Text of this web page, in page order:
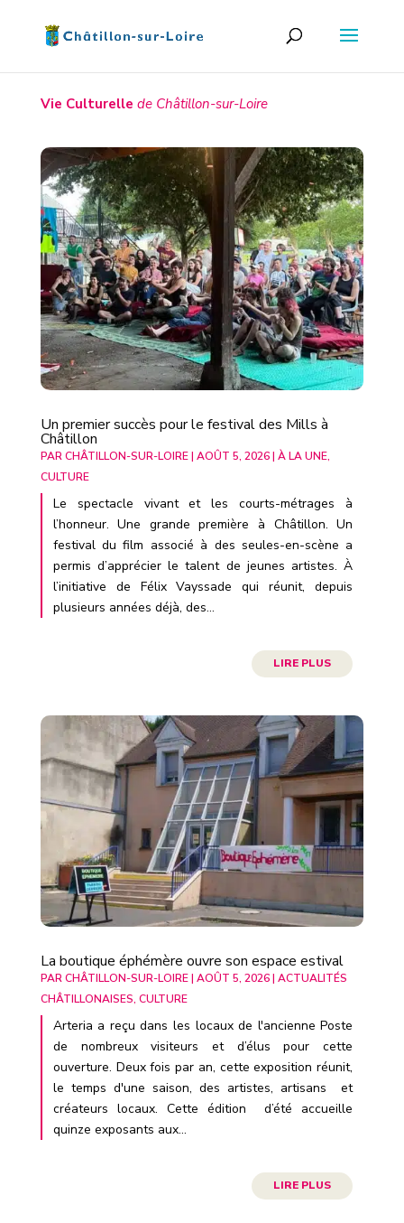
Vie Culturelle de Châtillon-sur-Loire
Un premier succès pour le festival des Mills à
Châtillon
PARCHÂTILLON-SUR-LOIRE| AOÛT 5, 2026| À LA UNE,
CULTURE
Le spectacle vivant et les courts-métrages à
l’honneur. Une grande première à Châtillon. Un
festival du film associé à des seules-en-scène a
permis d’apprécier le talent de jeunes artistes. À
l’initiative de Félix Vayssade qui réunit, depuis
plusieurs années déjà, des...
LIRE PLUS
La boutique éphémère ouvre son espace estival
PARCHÂTILLON-SUR-LOIRE| AOÛT 5, 2026| ACTUALITÉS
CHÂTILLONAISES, CULTURE
Arteria a reçu dans les locaux de l'ancienne Poste
de nombreux visiteurs et d’élus pour cette
ouverture. Deux fois par an, cette exposition réunit,
le temps d'une saison, des artistes, artisans et
créateurs locaux. Cette édition d’été accueille
quinze exposants aux...
LIRE PLUS